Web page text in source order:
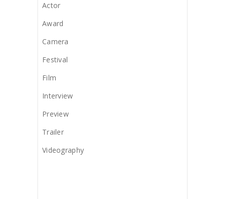
Actor
Award
Camera
Festival
Film
Interview
Preview
Trailer
Videography